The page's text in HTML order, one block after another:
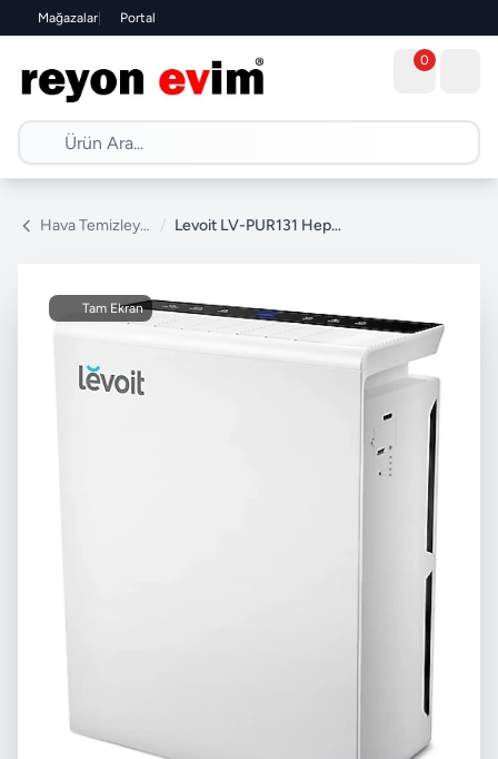
Mağazalar| Portal
0
Hava Temizleyici / Levoit LV-PUR131 Hepa Filtreli Hava Temizleyici
Tam Ekran